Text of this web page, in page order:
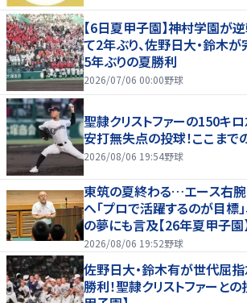
【6日夏甲子園】神村学園が
て2年ぶり、佐野日大・鈴木
5年ぶりの夏勝利
2026/07/06 00:00野球
聖隷クリストファーの150キ
安打無失点の投球！ここまで
2026/08/06 19:54野球
東筑の夏終わる…エース右
へ「プロで活躍するのが目標
の夢にも言及【26年夏甲子園
2026/08/06 19:52野球
佐野日大・鈴木有が世代屈
勝利！聖隷クリストファーと